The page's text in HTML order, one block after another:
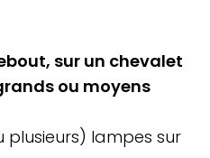
sur un chevalet
ou moyens
plusieurs) lampes sur